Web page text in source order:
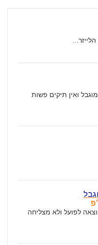
ואין תיקים פשות
לפועל ולא מצליחה